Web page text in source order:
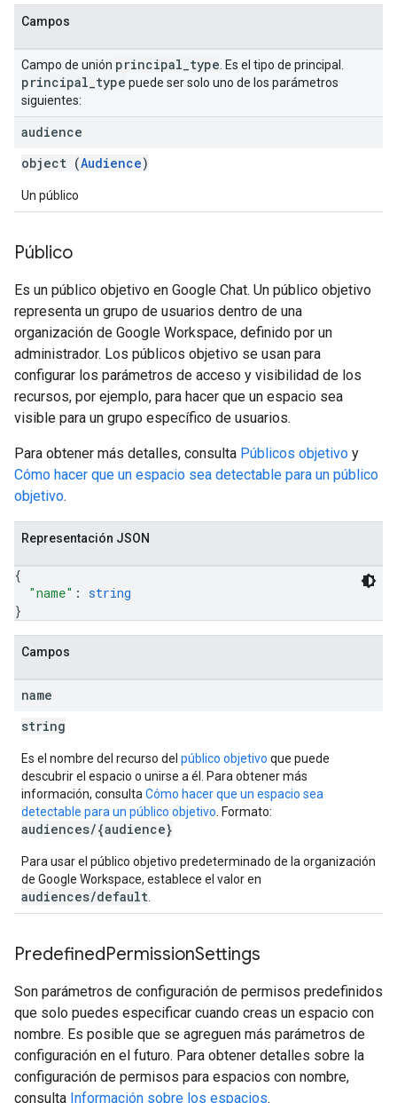
Campos
Campo de unión principal type . Es el tipo de principal.
principal type puede ser solo uno de los parámetros
siguientes:
audience
object (Audience)
Un público
Público
Es un público objetivo en Google Chat. Un público objetivo
representa un grupo de usuarios dentro de una
organización de Google Workspace, definido por un
administrador. Los públicos objetivo se usan para
configurar los parámetros de acceso y visibilidad de los
recursos, por ejemplo, para hacer que un espacio sea
visible para un grupo específico de usuarios.
Para obtener más detalles, consulta Públicos objetivo y
Cómo hacer que un espacio sea detectable para un público
objetivo.
Representación JSON
{
"name" : string
}
Campos
name
string
Es el nombre del recurso del público objetivo que puede
descubrir el espacio o unirse a él. Para obtener más
información, consulta Cómo hacer que un espacio sea
detectable para un público objetivo . Formato:
audiences/{audience}
Para usar el público objetivo predeterminado de la organización
de Google Workspace, establece el valor en
audiences/default
PredefinedPermissionSettings
Son parámetros de configuración de permisos predefinidos
que solo puedes especificar cuando creas un espacio con
nombre. Es posible que se agreguen más parámetros de
configuración en el futuro. Para obtener detalles sobre la
configuración de permisos para espacios con nombre,
consulta Información sobre los espacios.